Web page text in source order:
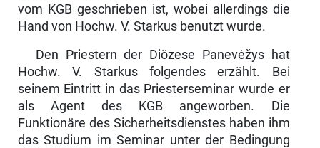
vom KGB geschrieben ist, wobei allerdings die
Hand von Hochw. V. Starkus benutzt wurde.
Den Priestern der Diözese Panevėžys hat
Hochw. V. Starkus folgendes er­zählt. Bei
seinem Eintritt in das Priesterseminar wurde er
als Agent des KGB angeworben. Die
Funktionäre des Sicherheitsdienstes haben ihm
das Studium im Seminar unter der Bedingung